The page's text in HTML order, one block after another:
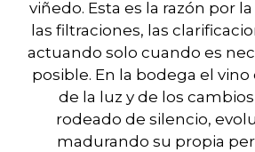
viñedo. Esta es la razón por
las filtraciones, las
actuando solo cuando es
posible. En la bodega el
de la luz y de los
rodeado de silencio,
madurando su propia